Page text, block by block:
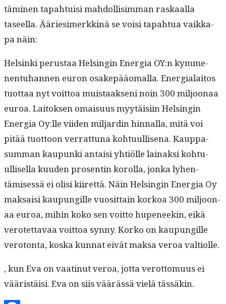
tämi­nen tapah­tu­isi mah­dol­lisim­man raskaal­la
taseel­la. Ääries­imerkkinä se voisi tapah­tua vaikka­
pa näin:
Helsin­ki perus­taa Helsin­gin Ener­gia OY:n kymme­
nen­tuhan­nen euron osakepääo­ma­l­la. Ener­gialaitos
tuot­taa nyt voit­toa muis­taak­seni noin 300 miljoon­aa
euroa. Laitok­sen omaisu­us myytäisi­in Helsin­gin
Ener­gia Oy:lle viiden mil­jardin hin­nal­la, mitä voi
pitää tuot­toon ver­rat­tuna kohtu­ullise­na. Kaup­pa­
sum­man kaupun­ki antaisi yhtiölle lainaksi kohtu­
ullisel­la kuu­den pros­entin korol­la, jon­ka lyhen­
tämisessä ei olisi kiiret­tä. Näin Helsin­gin Ener­gia Oy
mak­saisi kaupungille vuosit­tain korkoa 300 miljoon­
aa euroa, mihin koko sen voit­to hupe­neekin, eikä
verotet­tavaa voit­toa syn­ny. Korko on kaupungille
vero­ton­ta, kos­ka kun­nat eivät mak­sa veroa valtiolle.
, kun Eva on vaat­in­ut veroa, jot­ta verot­to­muus ei
vääristäisi. Eva on siis väärässä vielä tässäkin.